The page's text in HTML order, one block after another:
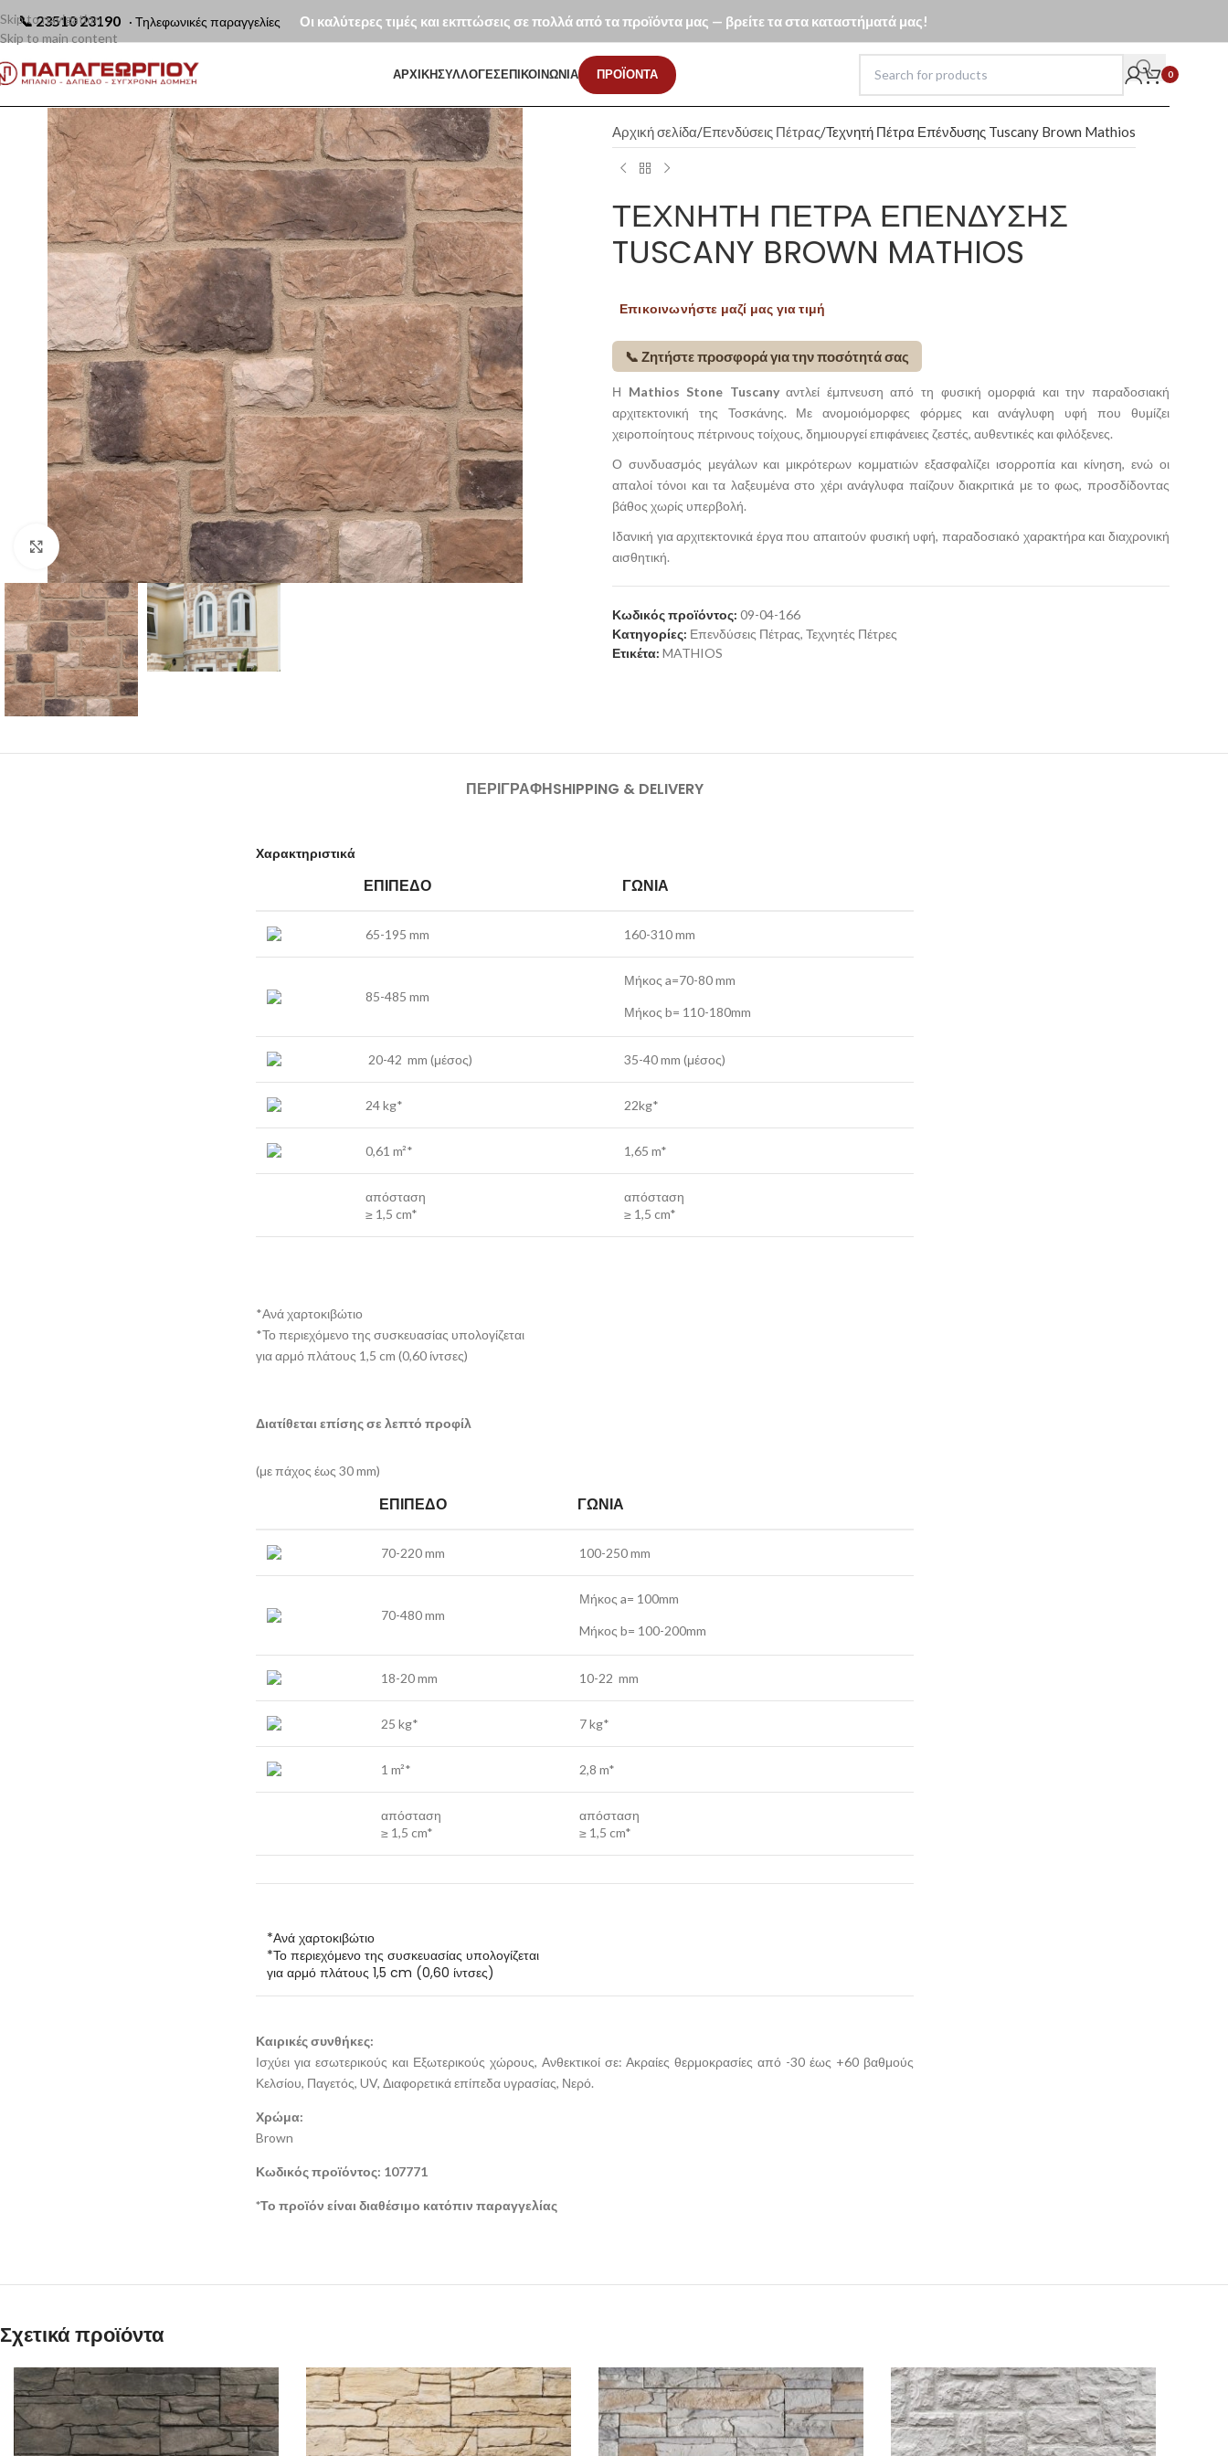
📞 23510 23190 · Τηλεφωνικές παραγγελίες Οι καλύτερες τιμές και εκπτώσεις σε πολλά από τα προϊόντα μας — βρείτε τα στα καταστήματά μας!
Skip to navigation
Skip to main content
ΑΡΧΙΚΗΣΥΛΛΟΓΕΣΕΠΙΚΟΙΝΩΝΙΑ ΠΡΟΪΟΝΤΑ 0
Click to enlarge
Αρχική σελίδα Επενδύσεις Πέτρας Τεχνητή Πέτρα Επένδυσης Tuscany Brown Mathios
ΤΕΧΝΗΤΉ ΠΈΤΡΑ ΕΠΈΝΔΥΣΗΣ
TUSCANY BROWN MATHIOS
Επικοινωνήστε μαζί μας για τιμή
📞 Ζητήστε προσφορά για την ποσότητά σας
Η Mathios Stone Tuscanyαντλεί έμπνευση από τη φυσική ομορφιά και την παραδοσιακή
αρχιτεκτονική της Τοσκάνης. Με ανομοιόμορφες φόρμες και ανάγλυφη υφή που θυμίζει
χειροποίητους πέτρινους τοίχους, δημιουργεί επιφάνειες ζεστές, αυθεντικές και φιλόξενες.
Ο συνδυασμός μεγάλων και μικρότερων κομματιών εξασφαλίζει ισορροπία και κίνηση, ενώ οι
απαλοί τόνοι και τα λαξευμένα στο χέρι ανάγλυφα παίζουν διακριτικά με το φως, προσδίδοντας
βάθος χωρίς υπερβολή.
Ιδανική για αρχιτεκτονικά έργα που απαιτούν φυσική υφή, παραδοσιακό χαρακτήρα και διαχρονική
αισθητική.
Κωδικός προϊόντος: 09-04-166
Κατηγορίες: Επενδύσεις Πέτρας, Τεχνητές Πέτρες
Ετικέτα: MATHIOS
ΠΕΡΙΓΡΑΦΉSHIPPING & DELIVERY
Χαρακτηριστικά
ΕΠΊΠΕΔΟ ΓΩΝΊΑ
65-195 mm 160-310 mm
85-485 mm
Μήκος a=70-80 mm
Μήκος b= 110-180mm
20-42 mm (μέσος) 35-40 mm (μέσος)
24 kg* 22kg*
0,61 m²* 1,65 m*
απόσταση
≥ 1,5 cm*
απόσταση
≥ 1,5 cm*
*Ανά χαρτοκιβώτιο
*Το περιεχόμενο της συσκευασίας υπολογίζεται
για αρμό πλάτους 1,5 cm (0,60 ίντσες)
Διατίθεται επίσης σε λεπτό προφίλ
(με πάχος έως 30 mm)
ΕΠΊΠΕΔΟ ΓΩΝΊΑ
70-220 mm 100-250 mm
70-480 mm
Μήκος a= 100mm
Mήκος b= 100-200mm
18-20 mm 10-22 mm
25 kg* 7 kg*
1 m²* 2,8 m*
απόσταση
≥ 1,5 cm*
απόσταση
≥ 1,5 cm*
*Ανά χαρτοκιβώτιο
*Το περιεχόμενο της συσκευασίας υπολογίζεται
για αρμό πλάτους 1,5 cm (0,60 ίντσες)
Καιρικές συνθήκες:
Ισχύει για εσωτερικούς και Εξωτερικούς χώρους, Ανθεκτικοί σε: Ακραίες θερμοκρασίες από -30 έως +60 βαθμούς
Κελσίου, Παγετός, UV, Διαφορετικά επίπεδα υγρασίας, Νερό.
Χρώμα:
Brown
Κωδικός προϊόντος: 107771
*Το προϊόν είναι διαθέσιμο κατόπιν παραγγελίας
Σχετικά προϊόντα